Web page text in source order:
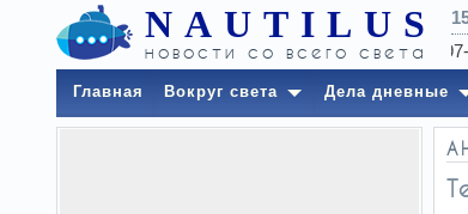
NAUTILUS
новости со всего света
Главная Вокруг света Дела дневные